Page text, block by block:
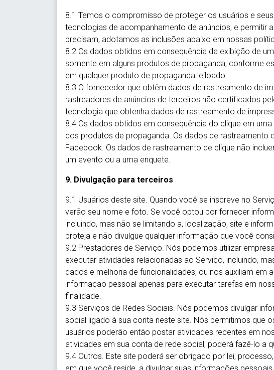
8.1 Temos o compromisso de proteger os usuários e
tecnologias de acompanhamento de anúncios, e permitir
precisam, adotamos as inclusões abaixo em nossas
8.2 Os dados obtidos em consequência da exibição de
somente em alguns produtos de propaganda, conforme
em qualquer produto de propaganda leiloado.
8.3 O fornecedor que obtêm dados de rastreamento de
rastreadores de anúncios de terceiros não certificados
tecnologia que obtenha dados de rastreamento de
8.4 Os dados obtidos em consequência do clique em
dos produtos de propaganda. Os dados de
Facebook. Os dados de rastreamento de clique não
um evento ou a uma enquete.
9. Divulgação para terceiros
9.1 Usuários deste site. Quando você se inscreve no
verão seu nome e foto. Se você optou por fornecer
incluindo, mas não se limitando a, localização, site e
proteja e não divulgue qualquer informação que você
9.2 Prestadores de Serviço. Nós podemos utilizar
executar atividades relacionadas ao Serviço, incluindo,
dados e melhoria de funcionalidades, ou nos auxiliam
informação pessoal apenas para executar tarefas em
finalidade.
9.3 Serviços de Redes Sociais. Nós podemos divulgar
social ligado à sua conta neste site. Nós permitimos que
usuários poderão então postar atividades recentes em
atividades em sua conta de rede social, poderá fazê-lo a
9.4 Outros. Este site poderá ser obrigado por lei,